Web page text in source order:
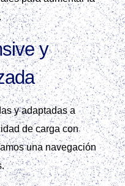
y
y adaptadas a
de carga con
una navegación